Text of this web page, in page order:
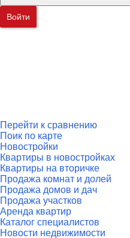
Войти
Перейти к сравнению
Поик по карте
Новостройки
Квартиры в новостройках
Квартиры на вторичке
Продажа комнат и долей
Продажа домов и дач
Продажа участков
Аренда квартир
Каталог специалистов
Новости недвижимости